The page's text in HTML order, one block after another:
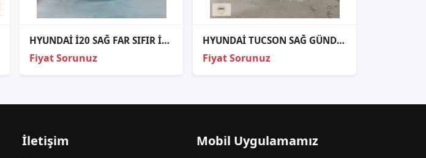
HYUNDAİ İ20 SAĞ FAR SIFIR İTHAL DUYSUZ 2021
Fiyat Sorunuz
HYUNDAİ TUCSON SAĞ GÜNDÜZ LED ORJİNAL
Fiyat Sorunuz
İletişim Mobil Uygulamamız